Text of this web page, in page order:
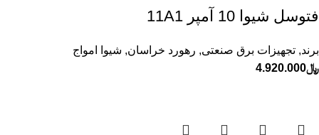
فتوسل شيوا 10 آمپر 11A1
برند, تجهیزات برق صنعتی, رهورد خراسان, شیوا امواج
﷼4.920.000